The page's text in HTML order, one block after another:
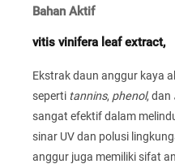
Bahan Aktif
vitis vinifera leaf extract,
Ekstrak daun anggur kaya
seperti tannins, phenol, dan
sangat efektif dalam
sinar UV dan polusi
anggur juga memiliki sifat